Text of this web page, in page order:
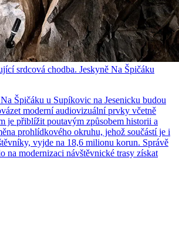
srdcová chodba. Jeskyně Na Špičáku
Špičáku u Supíkovic na Jesenicku budou
moderní audiovizuální prvky včetně
je přiblížit poutavým způsobem historii a
prohlídkového okruhu, jehož součástí je i
vyjde na 18,6 milionu korun. Správě
na modernizaci návštěvnické trasy získat